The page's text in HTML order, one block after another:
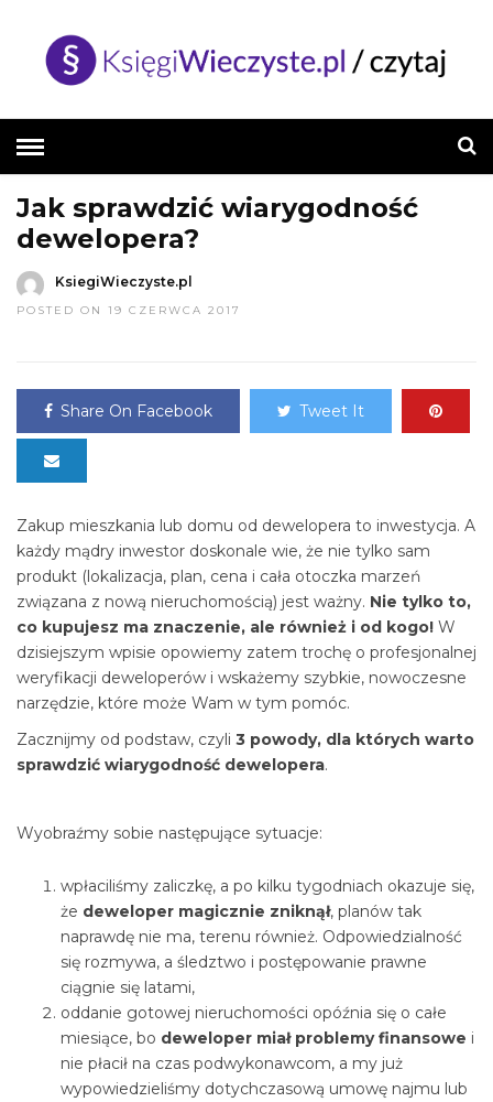
HOME»PORADY
Jak sprawdzić wiarygodność
dewelopera?
KsiegiWieczyste.pl
POSTED ON 19 CZERWCA 2017
Share On Facebook Tweet It
Zakup mieszkania lub domu od dewelopera to inwestycja. A
każdy mądry inwestor doskonale wie, że nie tylko sam
produkt (lokalizacja, plan, cena i cała otoczka marzeń
związana z nową nieruchomością) jest ważny. Nie tylko to,
co kupujesz ma znaczenie, ale również i od kogo! W
dzisiejszym wpisie opowiemy zatem trochę o profesjonalnej
weryfikacji deweloperów i wskażemy szybkie, nowoczesne
narzędzie, które może Wam w tym pomóc.
Zacznijmy od podstaw, czyli 3 powody, dla których warto
sprawdzić wiarygodność dewelopera.
Wyobraźmy sobie następujące sytuacje:
wpłaciliśmy zaliczkę, a po kilku tygodniach okazuje się,
że deweloper magicznie zniknął, planów tak
naprawdę nie ma, terenu również. Odpowiedzialność
się rozmywa, a śledztwo i postępowanie prawne
ciągnie się latami,
oddanie gotowej nieruchomości opóźnia się o całe
miesiące, bo deweloper miał problemy finansowe i
nie płacił na czas podwykonawcom, a my już
wypowiedzieliśmy dotychczasową umowę najmu lub